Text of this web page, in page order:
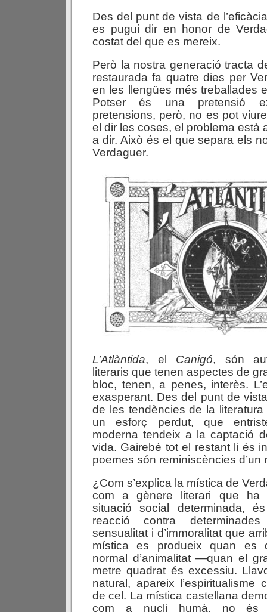
Des del punt de vista de
es pugui dir en honor de
costat del que es mereix.
Però la nostra generació tracta
restaurada fa quatre dies per
en les llengües més treballades
Potser és una pretensió
pretensions, però, no es pot
el dir les coses, el problema està
a dir. Això és el que separa els
Verdaguer.
L’Atlàntida, el Canigó, són
literaris que tenen aspectes de
bloc, tenen, a penes, interès.
exasperant. Des del punt de
de les tendències de la literatura
un esforç perdut, que
moderna tendeix a la captació
vida. Gairebé tot el restant li és
poemes són reminiscències d’un
¿Com s’explica la mística de
com a gènere literari que ha
situació social determinada,
reacció contra
sensualitat i d’immoralitat que
mística es produeix quan es
normal d’animalitat —quan el
metre quadrat és excessiu.
natural, apareix l’espiritualisme
de cel. La mística castellana
com a nucli humà, no és